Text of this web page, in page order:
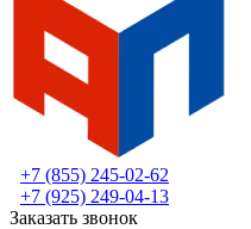
+7 (855) 245-02-62
+7 (925) 249-04-13
Заказать звонок